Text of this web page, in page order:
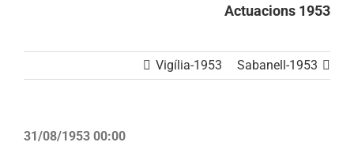
Actuacions 1953
Vigília-1953 Sabanell-1953
31/08/1953 00:00